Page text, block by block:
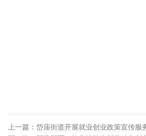
上一篇：岱庙街道开展就业创业政策宣传服